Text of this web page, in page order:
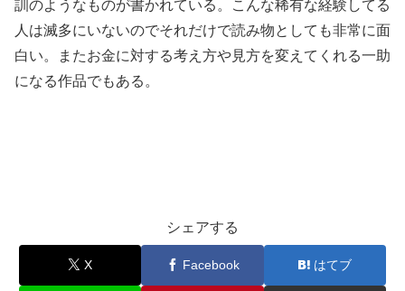
訓のようなものが書かれている。こんな稀有な経験してる
人は滅多にいないのでそれだけで読み物としても非常に面
白い。またお金に対する考え方や見方を変えてくれる一助
になる作品でもある。
シェアする
X Facebook はてブ